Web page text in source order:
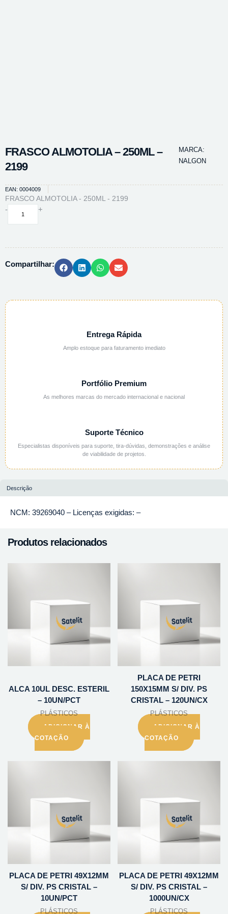
FRASCO ALMOTOLIA – 250ML –
2199
MARCA:
NALGON
EAN: 0004009
FRASCO ALMOTOLIA - 250ML - 2199
-
FRASCO
2199
+
Compartilhar:
Entrega Rápida
Amplo estoque para faturamento imediato
Portfólio Premium
As melhores marcas do mercado internacional e nacional
Suporte Técnico
Especialistas disponíveis para suporte, tira-dúvidas, demonstrações e análise
de viabilidade de projetos.
Descrição
NCM: 39269040 – Licenças exigidas: –
Produtos relacionados
ALCA 10UL DESC. ESTERIL
– 10UN/PCT
PLÁSTICOS
ADICIONAR À
COTAÇÃO
PLACA DE PETRI
150X15MM S/ DIV. PS
CRISTAL – 120UN/CX
PLÁSTICOS
ADICIONAR À
COTAÇÃO
PLACA DE PETRI 49X12MM
S/ DIV. PS CRISTAL –
10UN/PCT
PLÁSTICOS
PLACA DE PETRI 49X12MM
S/ DIV. PS CRISTAL –
1000UN/CX
PLÁSTICOS